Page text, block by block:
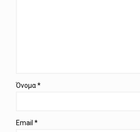
Όνομα*
Email *